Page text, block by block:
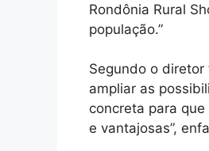
Rondônia Rural
população.”
Segundo o
ampliar as
concreta para
e vantajosas”,